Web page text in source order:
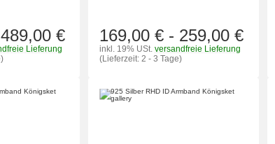
489,00 €
Lieferung
169,00 € - 259,00 €
inkl. 19% USt. versandfreie Lieferung
(Lieferzeit: 2 - 3 Tage)